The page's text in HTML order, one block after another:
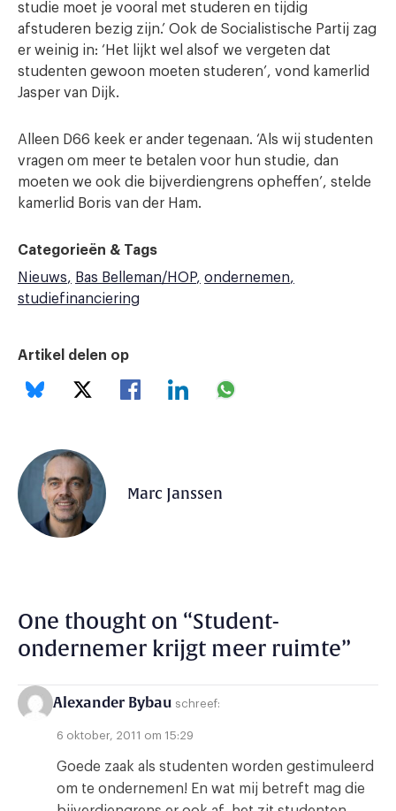
studie moet je vooral met studeren en tijdig
afstuderen bezig zijn.’ Ook de Socialistische Partij zag
er weinig in: ‘Het lijkt wel alsof we vergeten dat
studenten gewoon moeten studeren’, vond kamerlid
Jasper van Dijk.
Alleen D66 keek er ander tegenaan. ‘Als wij studenten
vragen om meer te betalen voor hun studie, dan
moeten we ook die bijverdiengrens opheffen’, stelde
kamerlid Boris van der Ham.
Categorieën & Tags
Nieuws
Bas Belleman/HOP ondernemen
studiefinanciering
Artikel delen op
Marc Janssen
One thought on “Student-
ondernemer krijgt meer ruimte”
Alexander Bybau schreef:
6 oktober, 2011 om 15:29
Goede zaak als studenten worden gestimuleerd
om te ondernemen! En wat mij betreft mag die